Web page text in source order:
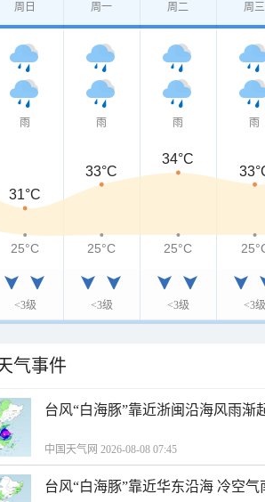
周日 周一 周二 周三
雨
<3级
雨
<3级
雨
<3级
雨
<3级
31°C
33°C
34°C
25°C
25°C 25°C
气事件
台风“白海豚”靠近浙闽沿海风雨渐
中国天气网 2026-08-08 07:45
台风“白海豚”靠近华东沿海 冷空